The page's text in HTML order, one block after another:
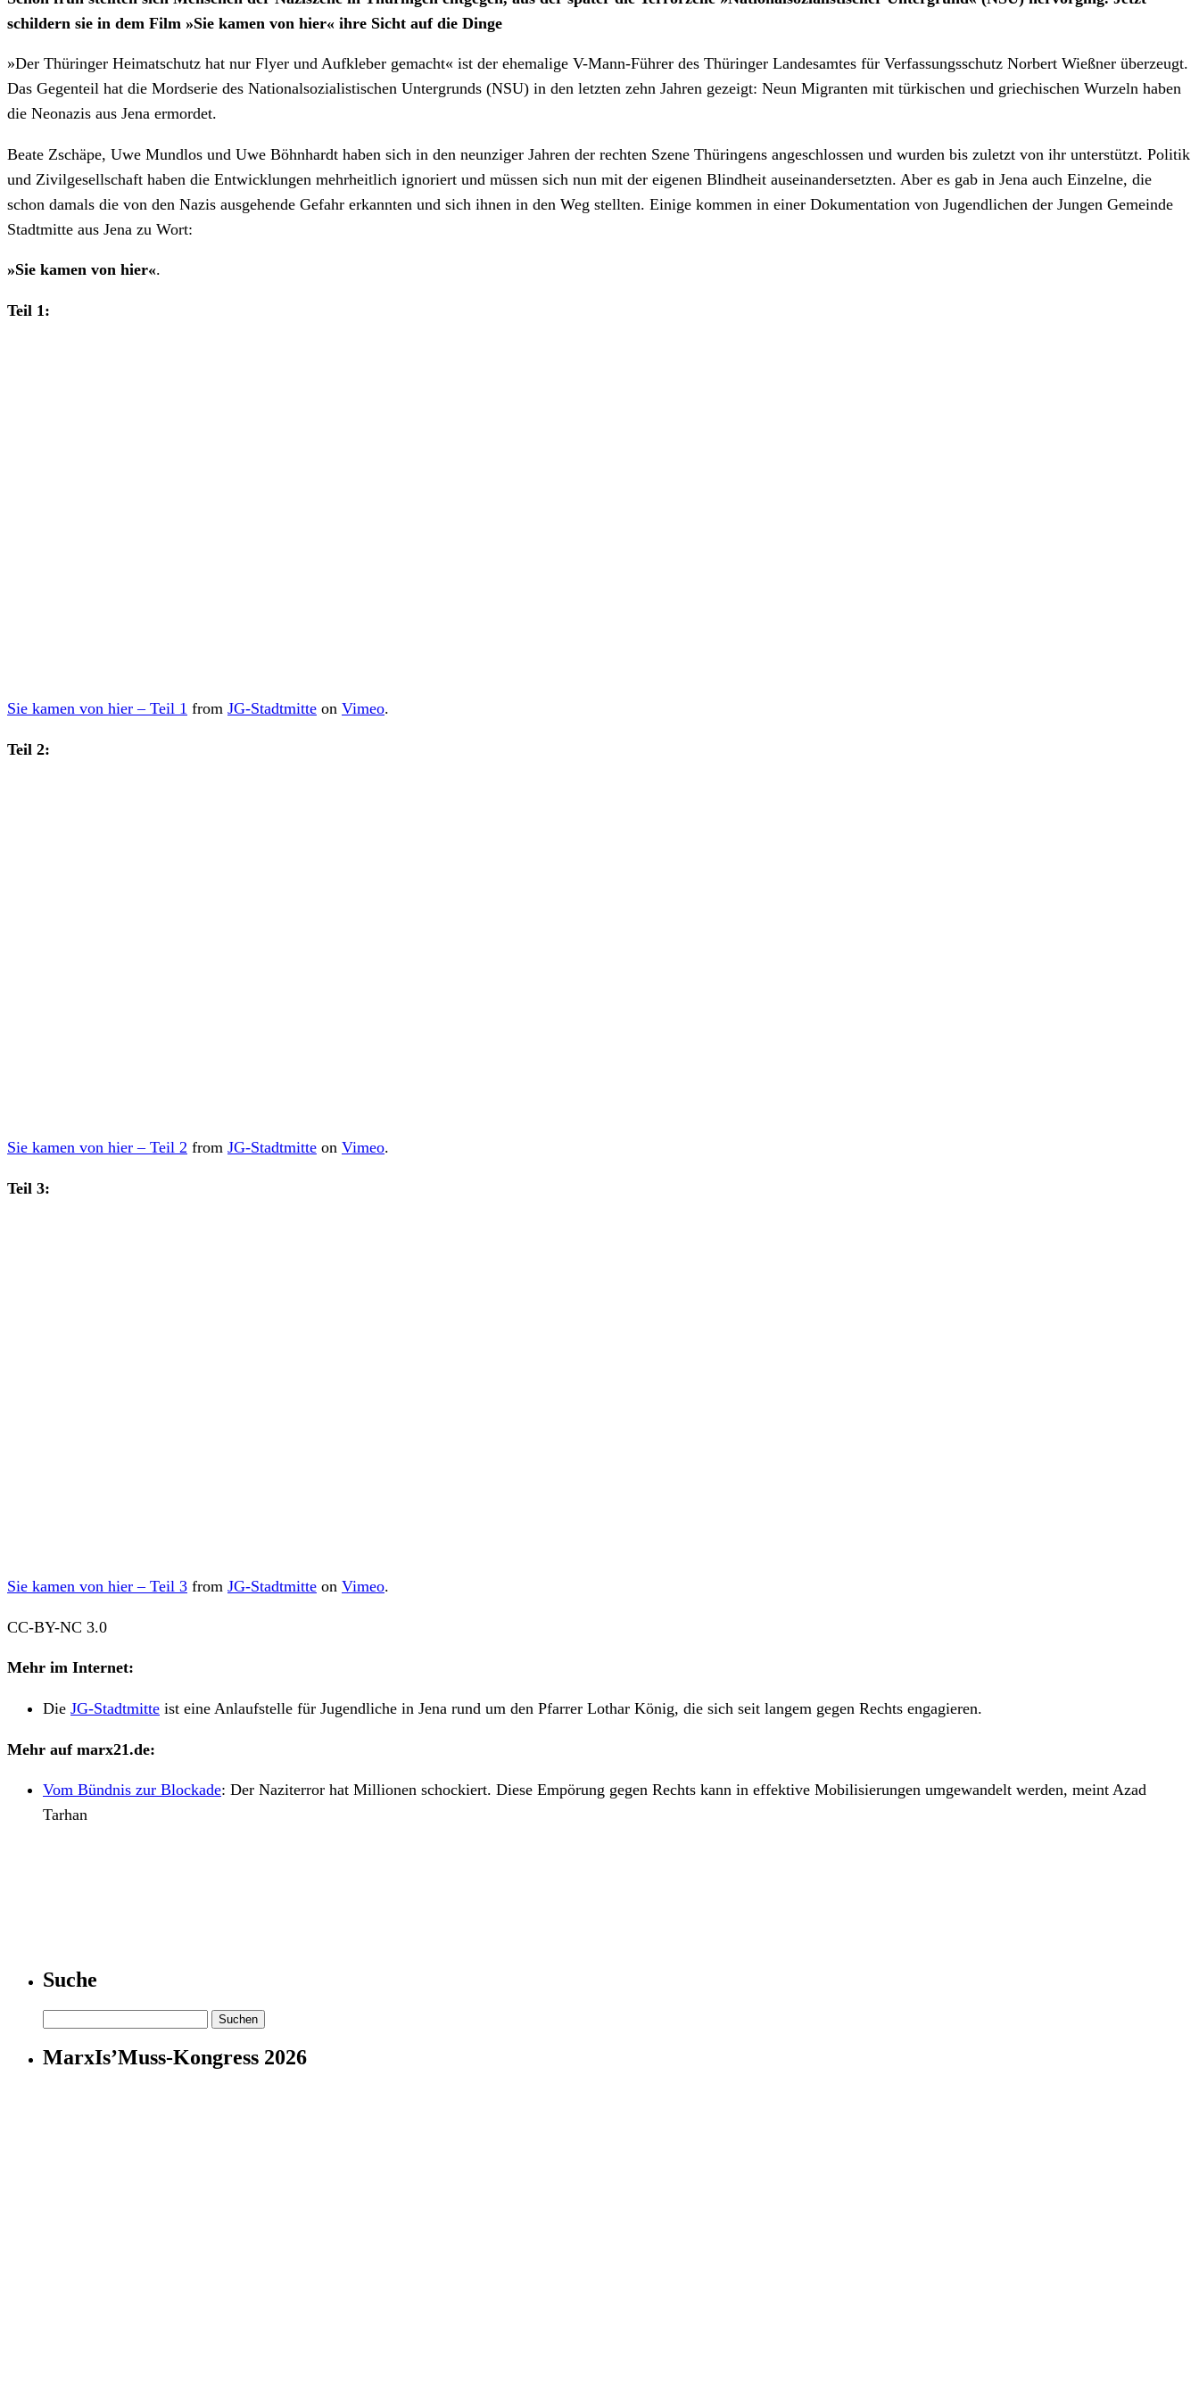
schildern sie in dem Film »Sie kamen von hier« ihre Sicht auf die Dinge
»Der Thüringer Heimatschutz hat nur Flyer und Aufkleber gemacht« ist der ehemalige V-Mann-Führer des Thüringer Landesamtes für Verfassungsschutz Norbert Wießner überzeugt.
Das Gegenteil hat die Mordserie des Nationalsozialistischen Untergrunds (NSU) in den letzten zehn Jahren gezeigt: Neun Migranten mit türkischen und griechischen Wurzeln haben
die Neonazis aus Jena ermordet.
Beate Zschäpe, Uwe Mundlos und Uwe Böhnhardt haben sich in den neunziger Jahren der rechten Szene Thüringens angeschlossen und wurden bis zuletzt von ihr unterstützt. Politik
und Zivilgesellschaft haben die Entwicklungen mehrheitlich ignoriert und müssen sich nun mit der eigenen Blindheit auseinandersetzten. Aber es gab in Jena auch Einzelne, die
schon damals die von den Nazis ausgehende Gefahr erkannten und sich ihnen in den Weg stellten. Einige kommen in einer Dokumentation von Jugendlichen der Jungen Gemeinde
Stadtmitte aus Jena zu Wort:
»Sie kamen von hier«.
Teil 1:
Sie kamen von hier – Teil 1 from JG-Stadtmitte on Vimeo.
Teil 2:
Sie kamen von hier – Teil 2 from JG-Stadtmitte on Vimeo.
Teil 3:
Sie kamen von hier – Teil 3 from JG-Stadtmitte on Vimeo.
CC-BY-NC 3.0
Mehr im Internet:
Die JG-Stadtmitte ist eine Anlaufstelle für Jugendliche in Jena rund um den Pfarrer Lothar König, die sich seit langem gegen Rechts engagieren.
Mehr auf marx21.de:
Vom Bündnis zur Blockade: Der Naziterror hat Millionen schockiert. Diese Empörung gegen Rechts kann in effektive Mobilisierungen umgewandelt werden, meint Azad
Tarhan
Suche
nach:
MarxIs’Muss-Kongress 2026